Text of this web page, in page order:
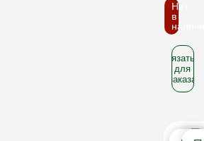
Нет
в
для
заказа